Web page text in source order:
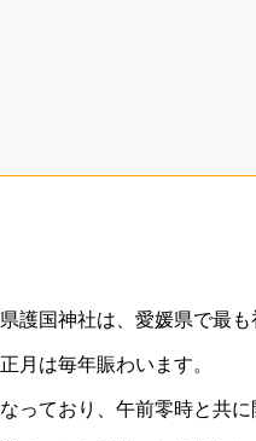
護国神社は、愛媛県で最
月は毎年賑わいます。
っており、午前零時と共